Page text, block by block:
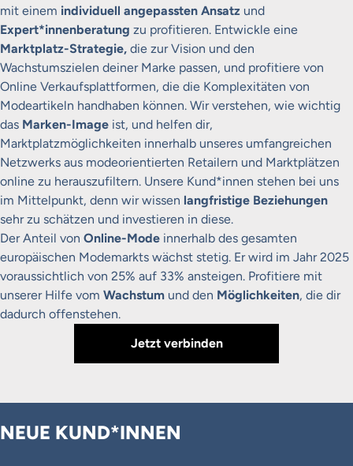
mit einem individuell angepassten Ansatz und
Expert*innenberatung zu profitieren. Entwickle eine
Marktplatz-Strategie, die zur Vision und den
Wachstumszielen deiner Marke passen, und profitiere von
Online Verkaufsplattformen, die die Komplexitäten von
Modeartikeln handhaben können. Wir verstehen, wie wichtig
das Marken-Image ist, und helfen dir,
Marktplatzmöglichkeiten innerhalb unseres umfangreichen
Netzwerks aus modeorientierten Retailern und Marktplätzen
online zu herauszufiltern. Unsere Kund*innen stehen bei uns
im Mittelpunkt, denn wir wissen langfristige Beziehungen
sehr zu schätzen und investieren in diese.
Der Anteil von Online-Mode innerhalb des gesamten
europäischen Modemarkts wächst stetig. Er wird im Jahr 2025
voraussichtlich von 25% auf 33% ansteigen. Profitiere mit
unserer Hilfe vom Wachstum und den Möglichkeiten, die dir
dadurch offenstehen.
Jetzt verbinden
NEUE KUND*INNEN